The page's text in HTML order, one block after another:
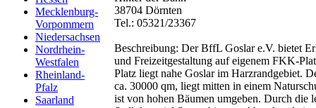
Mecklenburg-
Vorpommern
Niedersachsen
Nordrhein-
Westfalen
Rheinland-
Pfalz
Saarland
38704 Dörnten
Tel.: 05321/23367
Beschreibung: Der BffL Goslar e.V. bietet
und Freizeitgestaltung auf eigenem FKK-
Platz liegt nahe Goslar im Harzrandgebiet.
ca. 30000 qm, liegt mitten in einem
ist von hohen Bäumen umgeben. Durch die